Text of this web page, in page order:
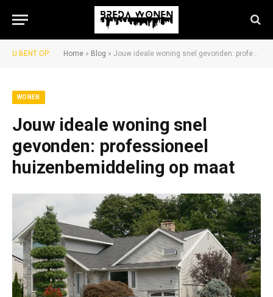
U BENT OP: Home » Blog » Jouw ideale woning snel gevonden: professioneel huizenbemiddeling op maat
WONEN
Jouw ideale woning snel
gevonden: professioneel
huizenbemiddeling op maat